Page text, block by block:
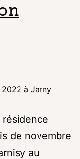
à Jarny
de novembre
au